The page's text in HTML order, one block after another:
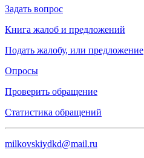
Задать вопрос
Книга жалоб и предложений
Подать жалобу, или предложение
Опросы
Проверить обращение
Статистика обращений
milkovskiydkd@mail.ru